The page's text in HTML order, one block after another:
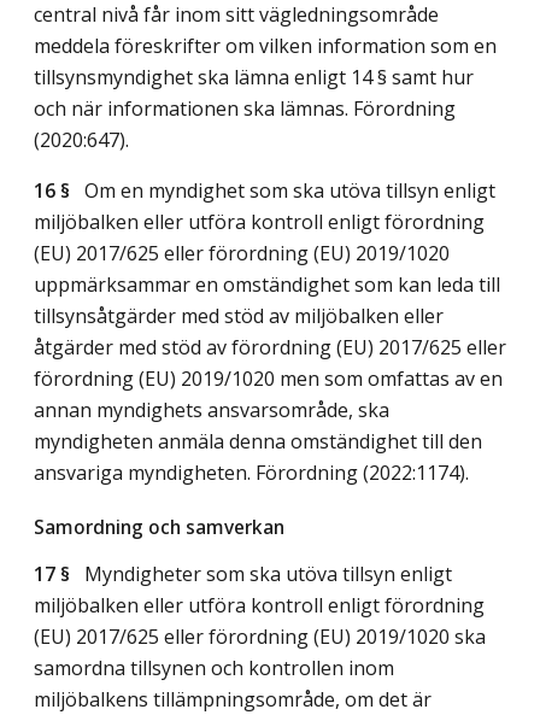
central nivå får inom sitt vägledningsområde
meddela föreskrifter om vilken information som en
tillsynsmyndighet ska lämna enligt 14 § samt hur
och när informationen ska lämnas. Förordning
(2020:647).
16 § Om en myndighet som ska utöva tillsyn enligt
miljöbalken eller utföra kontroll enligt förordning
(EU) 2017/625 eller förordning (EU) 2019/1020
uppmärksammar en omständighet som kan leda till
tillsynsåtgärder med stöd av miljöbalken eller
åtgärder med stöd av förordning (EU) 2017/625 eller
förordning (EU) 2019/1020 men som omfattas av en
annan myndighets ansvarsområde, ska
myndigheten anmäla denna omständighet till den
ansvariga myndigheten. Förordning (2022:1174).
Samordning och samverkan
17 § Myndigheter som ska utöva tillsyn enligt
miljöbalken eller utföra kontroll enligt förordning
(EU) 2017/625 eller förordning (EU) 2019/1020 ska
samordna tillsynen och kontrollen inom
miljöbalkens tillämpningsområde, om det är